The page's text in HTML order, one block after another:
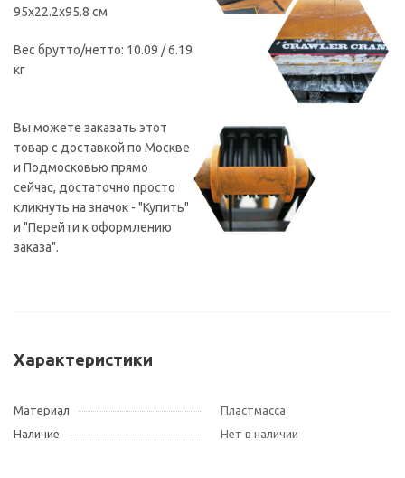
95x22.2x95.8 см
Вес брутто/нетто: 10.09 / 6.19
кг
Вы можете заказать этот
товар с доставкой по Москве
и Подмосковью прямо
сейчас, достаточно просто
кликнуть на значок - "Купить"
и "Перейти к оформлению
заказа".
Характеристики
Материал
Пластмасса
Наличие
Нет в наличии